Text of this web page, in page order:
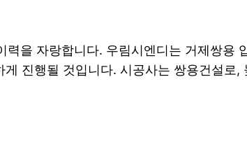
을 자랑합니다. 우림시엔디는 거제쌍용
진행될 것입니다. 시공사는 쌍용건설로